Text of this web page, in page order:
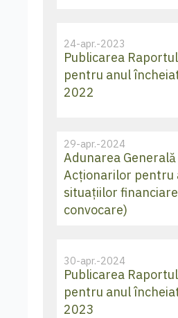
24-apr.-2023
Publicarea
pentru anul
2022
29-apr.-2024
Adunarea
Acționarilor pentru
situațiilor
convocare)
30-apr.-2024
Publicarea
pentru anul
2023